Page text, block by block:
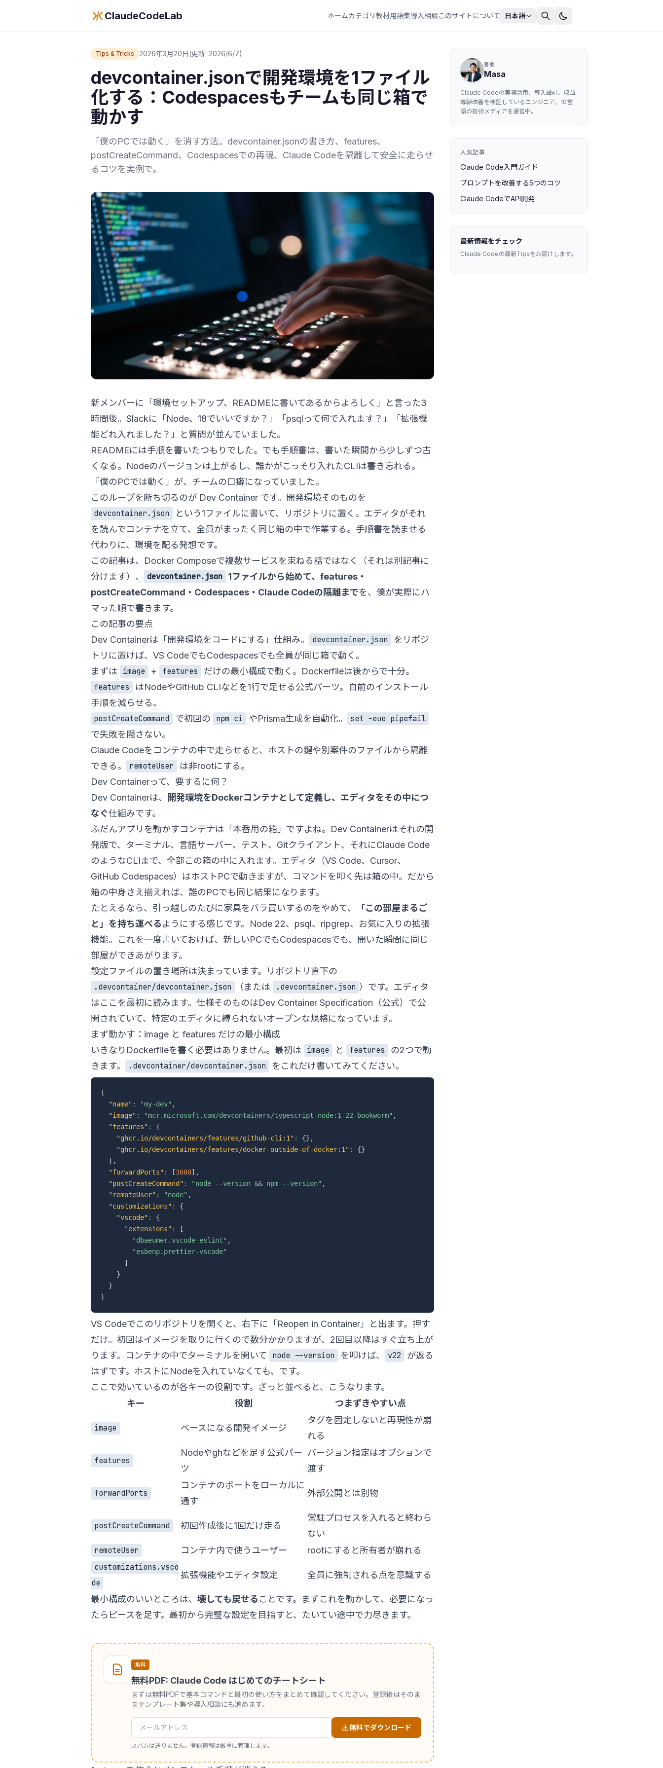
ClaudeCodeLab ホームカテゴリ教材用語集導入相談このサイトについて 日本語
Tips & Tricks 2026年3月20日(更新: 2026/6/7)
devcontainer.jsonで開発環境を1ファイル
化する：Codespacesもチームも同じ箱で
動かす
「僕のPCでは動く」を消す方法。devcontainer.jsonの書き方、features、
postCreateCommand、Codespacesでの再現、Claude Codeを隔離して安全に走らせ
るコツを実例で。
新メンバーに「環境セットアップ、READMEに書いてあるからよろしく」と言った3
時間後。Slackに「Node、18でいいですか？」「psqlって何で入れます？」「拡張機
能どれ入れました？」と質問が並んでいました。
READMEには手順を書いたつもりでした。でも手順書は、書いた瞬間から少しずつ古
くなる。Nodeのバージョンは上がるし、誰かがこっそり入れたCLIは書き忘れる。
「僕のPCでは動く」が、チームの口癖になっていました。
このループを断ち切るのが Dev Container です。開発環境そのものを
devcontainer.json
という1ファイルに書いて、リポジトリに置く。エディタがそれ
を読んでコンテナを立て、全員がまったく同じ箱の中で作業する。手順書を読ませる
代わりに、環境を配る発想です。
この記事は、Docker Composeで複数サービスを束ねる話ではなく（それは別記事に
分けます）、
devcontainer.json 1ファイルから始めて、features・
postCreateCommand・Codespaces・Claude Codeの隔離までを、僕が実際にハ
マった順で書きます。
この記事の要点
Dev Containerは「開発環境をコードにする」仕組み。
devcontainer.json
をリポジ
トリに置けば、VS CodeでもCodespacesでも全員が同じ箱で動く。
まずは
image + features
だけの最小構成で動く。Dockerfileは後からで十分。
features
はNodeやGitHub CLIなどを1行で足せる公式パーツ。自前のインストール
手順を減らせる。
postCreateCommand
で初回の npm ci やPrisma生成を自動化。
set -euo pipefail
で失敗を隠さない。
Claude Codeをコンテナの中で走らせると、ホストの鍵や別案件のファイルから隔離
できる。
remoteUser
は非rootにする。
Dev Containerって、要するに何？
Dev Containerは、
開発環境をDockerコンテナとして定義し、エディタをその中につ
なぐ仕組みです。
ふだんアプリを動かすコンテナは「本番用の箱」ですよね。Dev Containerはそれの開
発版で、ターミナル、言語サーバー、テスト、Gitクライアント、それにClaude Code
のようなCLIまで、全部この箱の中に入れます。エディタ（VS Code、Cursor、
GitHub Codespaces）はホストPCで動きますが、コマンドを叩く先は箱の中。だから
箱の中身さえ揃えれば、誰のPCでも同じ結果になります。
たとえるなら、引っ越しのたびに家具をバラ買いするのをやめて、
「この部屋まるご
と」を持ち運べるようにする感じです。Node 22、psql、ripgrep、お気に入りの拡張
機能。これを一度書いておけば、新しいPCでもCodespacesでも、開いた瞬間に同じ
部屋ができあがります。
設定ファイルの置き場所は決まっています。リポジトリ直下の
.devcontainer/devcontainer.json
（または .devcontainer.json ）です。エディタ
はここを最初に読みます。仕様そのものはDev Container Specification（公式） で公
開されていて、特定のエディタに縛られないオープンな規格になっています。
まず動かす：image と features だけの最小構成
いきなりDockerfileを書く必要はありません。最初は
image と features
の2つで動
きます。
.devcontainer/devcontainer.json をこれだけ書いてみてください。
{
"name" : "my-dev" ,
"image" : "mcr.microsoft.com/devcontainers/typescript-node:1-22-bookworm" ,
"features" :
{
"ghcr.io/devcontainers/features/github-cli:1" : {} ,
"ghcr.io/devcontainers/features/docker-outside-of-docker:1" : {}
} ,
"forwardPorts" : [3000] ,
"postCreateCommand" : "node --version && npm --version" ,
"remoteUser" : "node" ,
"customizations" :
{
"vscode" :
{
"extensions" :
[
"dbaeumer.vscode-eslint" ,
"esbenp.prettier-vscode"
]
}
}
}
VS Codeでこのリポジトリを開くと、右下に「Reopen in Container」と出ます。押す
だけ。初回はイメージを取りに行くので数分かかりますが、2回目以降はすぐ立ち上が
ります。コンテナの中でターミナルを開いて
node --version を叩けば、 v22
が返る
はずです。ホストにNodeを入れていなくても、です。
ここで効いているのが各キーの役割です。ざっと並べると、こうなります。
キー
役割 つまずきやすい点
image ベースになる開発イメージ
タグを固定しないと再現性が崩
れる
features
Nodeやghなどを足す公式パー
ツ
バージョン指定はオプションで
渡す
forwardPorts
コンテナのポートをローカルに
通す
外部公開とは別物
postCreateCommand 初回作成後に1回だけ走る
常駐プロセスを入れると終わら
ない
remoteUser
コンテナ内で使うユーザー
rootにすると所有者が崩れる
customizations.vsco
de
拡張機能やエディタ設定 全員に強制される点を意識する
最小構成のいいところは、 壊しても戻せる ことです。まずこれを動かして、必要になっ
たらピースを足す。最初から完璧な設定を目指すと、たいてい途中で力尽きます。
無料
無料PDF: Claude Code はじめてのチートシート
まずは無料PDFで基本コマンドと最初の使い方をまとめて確認してください。登録後はそのま
まテンプレート集や導入相談にも進めます。
無料でダウンロード
スパムは送りません。登録情報は厳重に管理します。
著者
Masa
Claude Codeの実務活用、導入設計、収益
導線改善を検証しているエンジニア。10言
語の技術メディアを運営中。
人気記事
Claude Code入門ガイド
プロンプトを改善する5つのコツ
Claude CodeでAPI開発
最新情報をチェック
Claude Codeの最新Tipsをお届けします。